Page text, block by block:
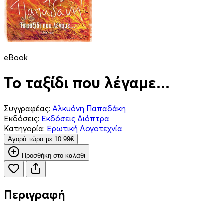
eBook
Το ταξίδι που λέγαμε...
Συγγραφέας: Αλκυόνη Παπαδάκη
Εκδόσεις: Εκδόσεις Διόπτρα
Κατηγορία: Ερωτική Λογοτεχνία
Aγορά τώρα με 10.99€
Προσθήκη στο καλάθι
Περιγραφή